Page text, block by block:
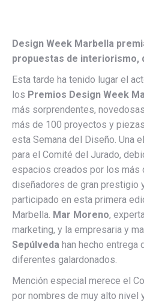
Design Week Marbella
propuestas de interiorismo,
Esta tarde ha tenido lugar el
los Premios Design Week
más sorprendentes,
más de 100 proyectos y
esta Semana del Diseño. Una
para el Comité del Jurado,
espacios creados por los más
diseñadores de gran prestigio
participado en esta primera
Marbella. Mar Moreno,
marketing, y la empresaria y
Sepúlveda han hecho entrega
diferentes galardonados.
Mención especial merece el
por nombres de muy alto nivel